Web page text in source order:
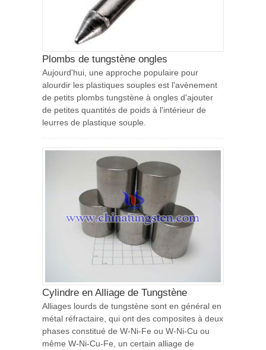
Plombs de tungstène ongles
Aujourd'hui, une approche populaire pour
alourdir les plastiques souples est l'avènement
de petits plombs tungstène à ongles d'ajouter
de petites quantités de poids à l'intérieur de
leurres de plastique souple.
Cylindre en Alliage de Tungstène
Alliages lourds de tungstène sont en général en
métal réfractaire, qui ont des composites à deux
phases constitué de W-Ni-Fe ou W-Ni-Cu ou
même W-Ni-Cu-Fe, un certain alliage de